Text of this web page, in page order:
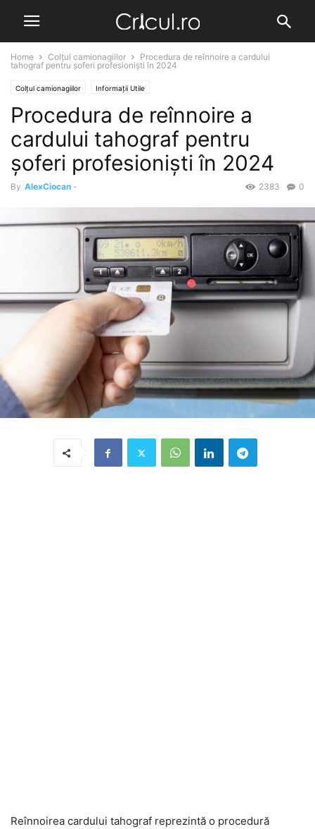
Home Colțul camionagiilor
Procedura de reînnoire a cardului
tahograf pentru șoferi profesioniști în 2024
Colțul camionagiilor Informații Utile
Procedura de reînnoire a
cardului tahograf pentru
șoferi profesioniști în 2024
By AlexCiocan - 0
2383
Reînnoirea cardului tahograf reprezintă o procedură